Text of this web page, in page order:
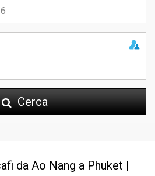
Cerca
da Ao Nang a Phuket |